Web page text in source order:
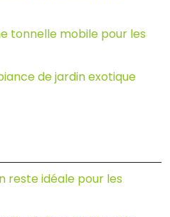
tonnelle mobile pour les
de jardin exotique
reste idéale pour les